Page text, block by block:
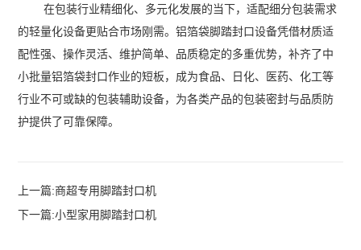
在包装行业精细化、多元化发展的当下，适配细分包装需求
的轻量化设备更贴合市场刚需。铝箔袋脚踏封口设备凭借材质适
配性强、操作灵活、维护简单、品质稳定的多重优势，补齐了中
小批量铝箔袋封口作业的短板，成为食品、日化、医药、化工等
行业不可或缺的包装辅助设备，为各类产品的包装密封与品质防
护提供了可靠保障。
上一篇:商超专用脚踏封口机
下一篇:小型家用脚踏封口机